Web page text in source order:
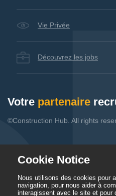
Vie Privée
Découvrez les jobs
Votre partenaire
©Construction Hub. All rights
Cookie Notice
Nous utilisons des cookies pour
navigation, pour nous aider à
interagissent avec le site et pour